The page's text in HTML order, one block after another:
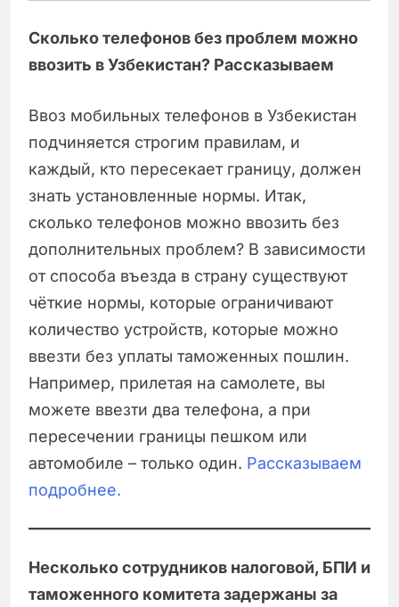
Сколько телефонов без проблем можно
ввозить в Узбекистан? Рассказываем
Ввоз мобильных телефонов в Узбекистан
подчиняется строгим правилам, и
каждый, кто пересекает границу, должен
знать установленные нормы. Итак,
сколько телефонов можно ввозить без
дополнительных проблем? В зависимости
от способа въезда в страну существуют
чёткие нормы, которые ограничивают
количество устройств, которые можно
ввезти без уплаты таможенных пошлин.
Например, прилетая на самолете, вы
можете ввезти два телефона, а при
пересечении границы пешком или
автомобиле – только один. Рассказываем
подробнее.
Несколько сотрудников налоговой, БПИ и
таможенного комитета задержаны за